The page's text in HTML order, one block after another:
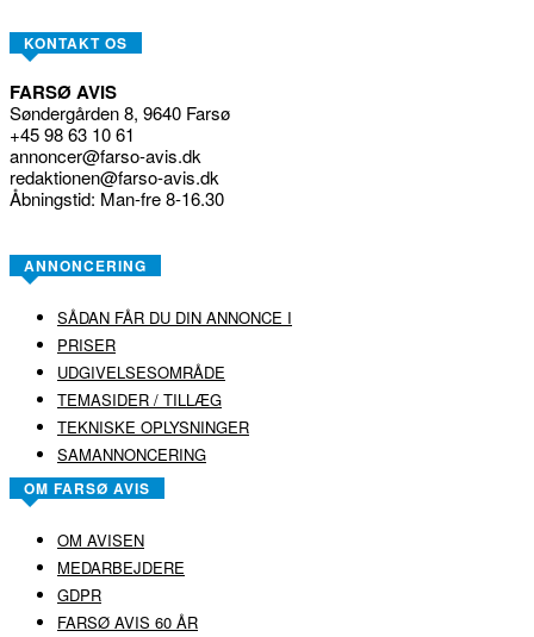
KONTAKT OS
FARSØ AVIS
Søndergården 8, 9640 Farsø
+45 98 63 10 61
annoncer@farso-avis.dk
redaktionen@farso-avis.dk
Åbningstid: Man-fre 8-16.30
ANNONCERING
SÅDAN FÅR DU DIN ANNONCE I
PRISER
UDGIVELSESOMRÅDE
TEMASIDER / TILLÆG
TEKNISKE OPLYSNINGER
SAMANNONCERING
OM FARSØ AVIS
OM AVISEN
MEDARBEJDERE
GDPR
FARSØ AVIS 60 ÅR